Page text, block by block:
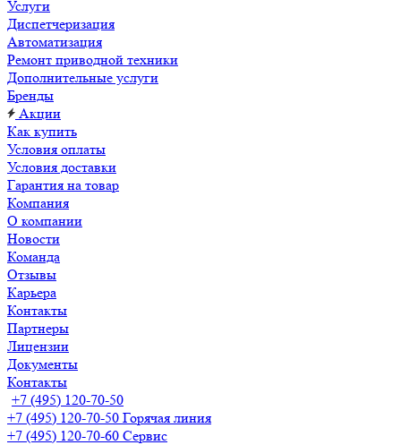
Услуги
Диспетчеризация
Автоматизация
Ремонт приводной техники
Дополнительные услуги
Бренды
Акции
Как купить
Условия оплаты
Условия доставки
Гарантия на товар
Компания
О компании
Новости
Команда
Отзывы
Карьера
Контакты
Партнеры
Лицензии
Документы
Контакты
+7 (495) 120-70-50
+7 (495) 120-70-50 Горячая линия
+7 (495) 120-70-60 Сервис